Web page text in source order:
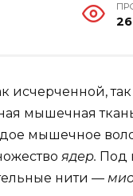
исчерченной,
мышечная
мышечное
ядер. Под
нити —